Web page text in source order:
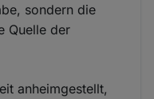
sondern die
Quelle der
anheimgestellt,